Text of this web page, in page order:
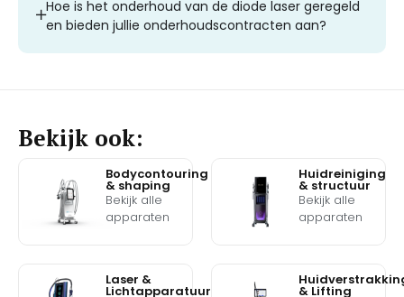
Hoe is het onderhoud van de diode laser geregeld
en bieden jullie onderhoudscontracten aan?
Bekijk ook:
Bodycontouring
& shaping
Bekijk alle
apparaten
Huidreiniging
& structuur
Bekijk alle
apparaten
Laser &
Lichtapparatuur
& Lifting